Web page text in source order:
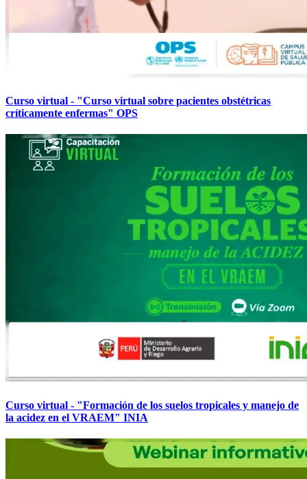
Curso virtual - "Curso virtual sobre pacientes obstétricas
críticamente enfermas" OPS
Curso virtual - "Formación de los suelos tropicales y manejo de
la acidez en el VRAEM" INIA